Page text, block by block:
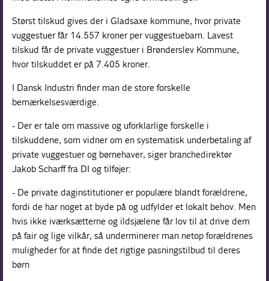
Størst tilskud gives der i Gladsaxe kommune, hvor private
vuggestuer får 14.557 kroner per vuggestuebarn. Lavest
tilskud får de private vuggestuer i Brønderslev Kommune,
hvor tilskuddet er på 7.405 kroner.
I Dansk Industri finder man de store forskelle
bemærkelsesværdige.
- Der er tale om massive og uforklarlige forskelle i
tilskuddene, som vidner om en systematisk underbetaling af
private vuggestuer og børnehaver, siger branchedirektør
Jakob Scharff fra DI og tilføjer:
- De private daginstitutioner er populære blandt forældrene,
fordi de har noget at byde på og udfylder et lokalt behov. Men
hvis ikke iværksætterne og ildsjælene får lov til at drive dem
på fair og lige vilkår, så underminerer man netop forældrenes
muligheder for at finde det rigtige pasningstilbud til deres
børn